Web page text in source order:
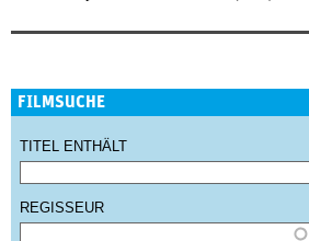
FILMSUCHE
TITEL ENTHÄLT
REGISSEUR